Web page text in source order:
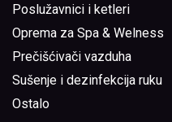
Poslužavnici i ketleri
Oprema za Spa & Welness
Prečišćivači vazduha
Sušenje i dezinfekcija ruku
Ostalo